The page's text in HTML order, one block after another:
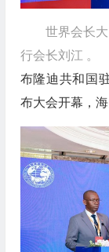
世界会长
行会长刘江 。
布隆迪共和国
布大会开幕，